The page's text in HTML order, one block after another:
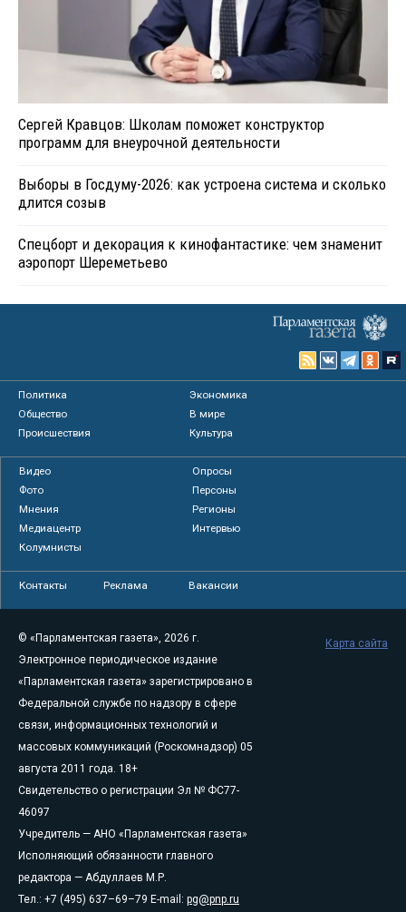
Сергей Кравцов: Школам поможет конструктор
программ для внеурочной деятельности
Выборы в Госдуму-2026: как устроена система и сколько
длится созыв
Спецборт и декорация к кинофантастике: чем знаменит
аэропорт Шереметьево
Политика
Экономика
Общество
В мире
Происшествия
Культура
Видео
Опросы
Фото
Персоны
Мнения
Регионы
Медиацентр
Интервью
Колумнисты
Контакты Реклама Вакансии
© «Парламентская газета», 2026 г.
Электронное периодическое издание
«Парламентская газета» зарегистрировано в
Федеральной службе по надзору в сфере
связи, информационных технологий и
массовых коммуникаций (Роскомнадзор) 05
августа 2011 года. 18+
Свидетельство о регистрации Эл № ФС77-
46097
Учредитель — АНО «Парламентская газета»
Исполняющий обязанности главного
редактора — Абдуллаев М.Р.
Тел.: +7 (495) 637–69–79 E-mail: pg@pnp.ru
Карта сайта